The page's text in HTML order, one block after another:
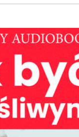
opowiadania samym
akceptujący siebie. Jak
praktycznych
rzeczywistości, są tu
z powodzeniem sterują